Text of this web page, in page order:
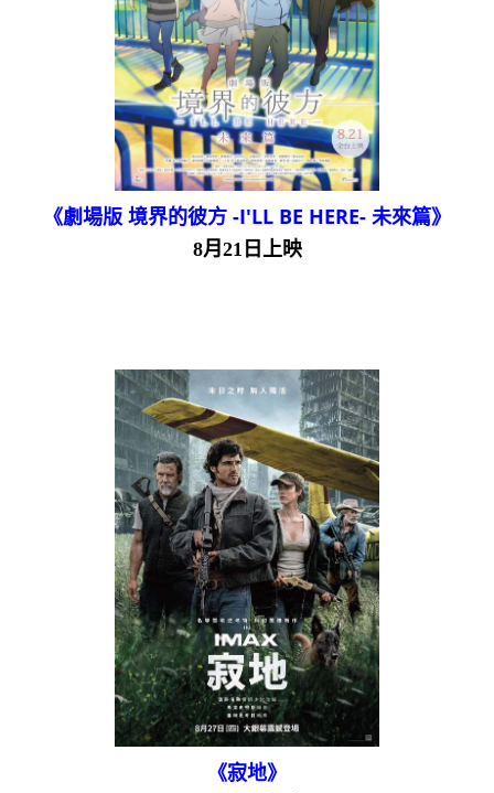
《劇場版 境界的彼方 -I'LL BE HERE- 未來篇》
8月21日上映
《寂地》